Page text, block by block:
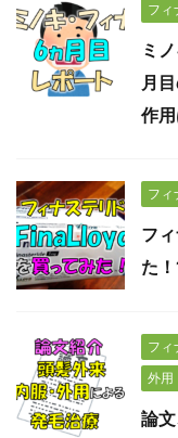
フィ
ミ
月
作
フィ
フ
た
フィ
外用
論